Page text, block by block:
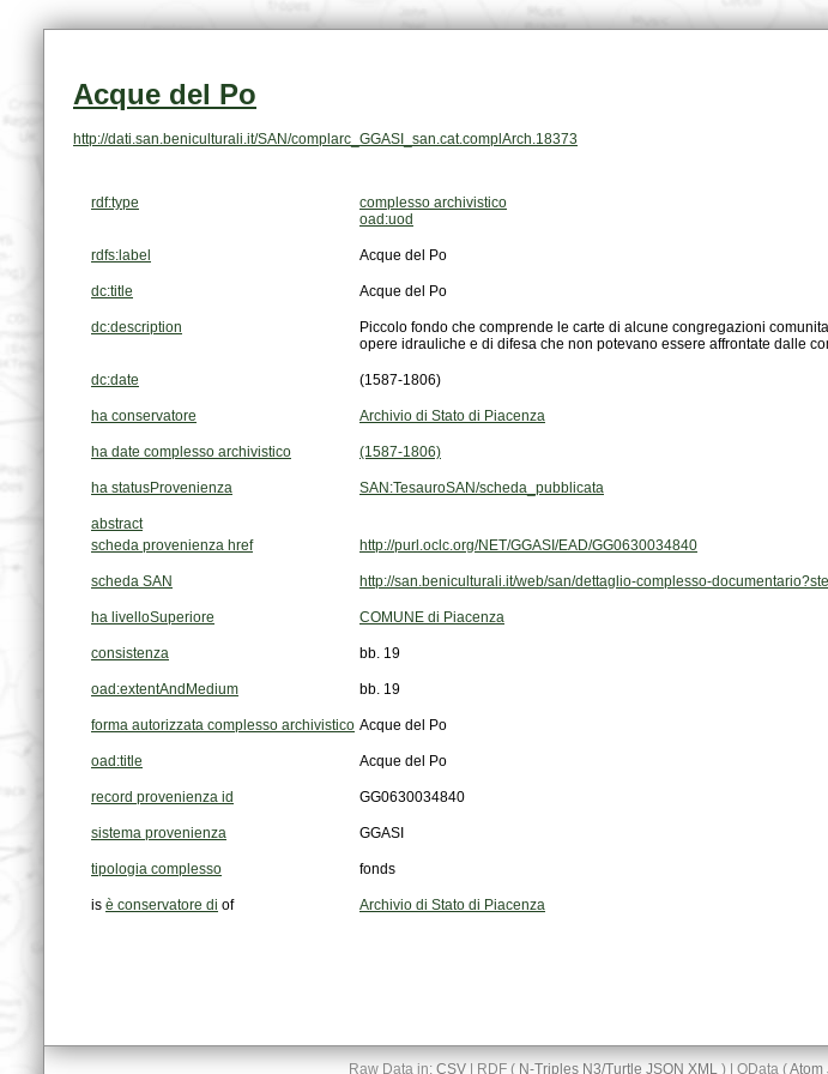
Acque del Po
http://dati.san.beniculturali.it/SAN/complarc_GGASI_san.cat.complArch.18373
rdf:type
complesso archivistico
oad:uod
rdfs:label Acque del Po
dc:title Acque del Po
dc:description
opere idrauliche e di difesa che non potevano essere affrontate dalle
dc:date (1587-1806)
ha conservatore Archivio di Stato di Piacenza
ha date complesso archivistico (1587-1806)
ha statusProvenienza SAN:TesauroSAN/scheda_pubblicata
abstract
scheda provenienza href
http://purl.oclc.org/NET/GGASI/EAD/GG0630034840
scheda SAN http://san.beniculturali.it/web/san/dettaglio-complesso-
ha livelloSuperiore COMUNE di Piacenza
consistenza bb. 19
oad:extentAndMedium bb. 19
forma autorizzata complesso archivistico Acque del Po
oad:title Acque del Po
record provenienza id GG0630034840
sistema provenienza GGASI
tipologia complesso fonds
is è conservatore di of Archivio di Stato di Piacenza
Raw Data in: CSV| RDF ( N-Triples N3/Turtle JSON XML) | OData (Atom